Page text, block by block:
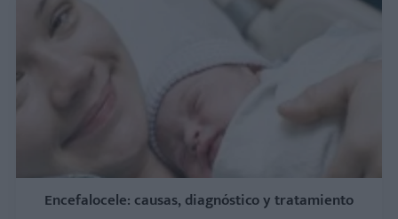
Encefalocele: causas, diagnóstico y tratamiento